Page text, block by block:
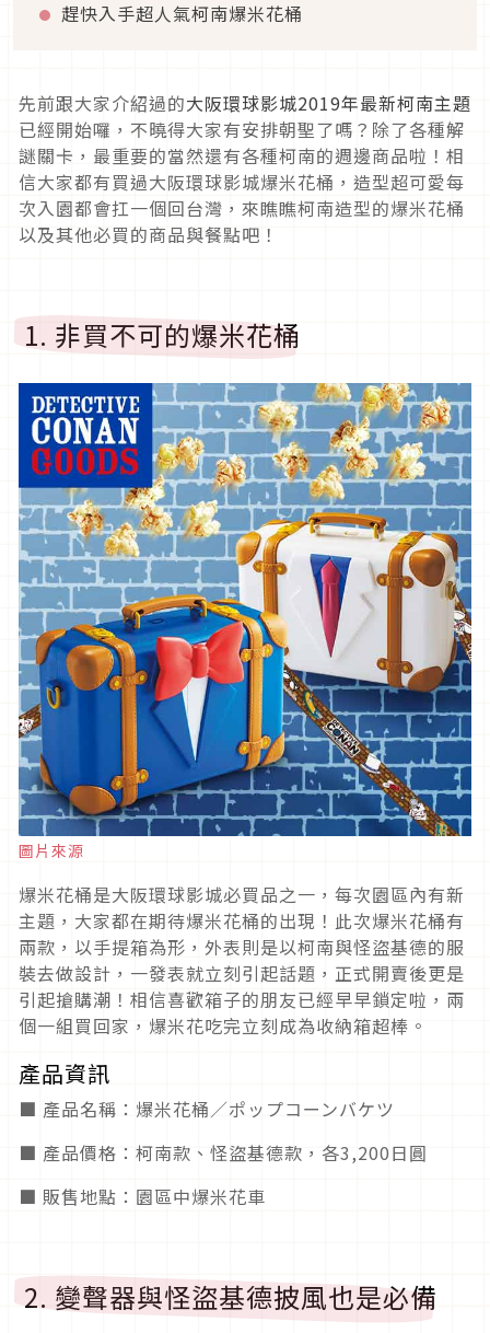
趕快入手超人氣柯南爆米花桶
先前跟大家介紹過的大阪環球影城2019年最新柯南主題
已經開始囉，不曉得大家有安排朝聖了嗎？除了各種解
謎關卡，最重要的當然還有各種柯南的週邊商品啦！相
信大家都有買過大阪環球影城爆米花桶，造型超可愛每
次入園都會扛一個回台灣，來瞧瞧柯南造型的爆米花桶
以及其他必買的商品與餐點吧！
1. 非買不可的爆米花桶
圖片來源
爆米花桶是大阪環球影城必買品之一，每次園區內有新
主題，大家都在期待爆米花桶的出現！此次爆米花桶有
兩款，以手提箱為形，外表則是以柯南與怪盜基德的服
裝去做設計，一發表就立刻引起話題，正式開賣後更是
引起搶購潮！相信喜歡箱子的朋友已經早早鎖定啦，兩
個一組買回家，爆米花吃完立刻成為收納箱超棒。
產品資訊
■ 產品名稱：爆米花桶／ポップコーンバケツ
■ 產品價格：柯南款、怪盜基德款，各3,200日圓
■ 販售地點：園區中爆米花車
2. 變聲器與怪盜基德披風也是必備